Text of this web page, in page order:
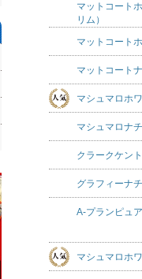
マットコート
リム）
マットコート
マットコート
マシュマロホ
マシュマロナ
クラークケン
グラフィーナ
A-プランピュ
マシュマロホ